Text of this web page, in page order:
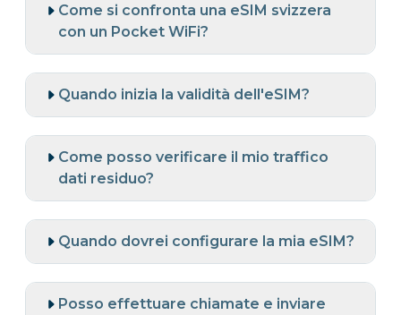
Come si confronta una eSIM svizzera
con un Pocket WiFi?
Quando inizia la validità dell'eSIM?
Come posso verificare il mio traffico
dati residuo?
Quando dovrei configurare la mia eSIM?
Posso effettuare chiamate e inviare